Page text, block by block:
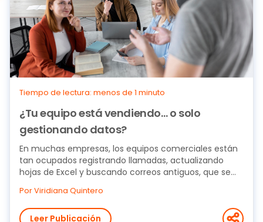
Tiempo de lectura: menos de 1 minuto
¿Tu equipo está vendiendo… o solo
gestionando datos?
En muchas empresas, los equipos comerciales están
tan ocupados registrando llamadas, actualizando
hojas de Excel y buscando correos antiguos, que se...
Por Viridiana Quintero
Leer Publicación